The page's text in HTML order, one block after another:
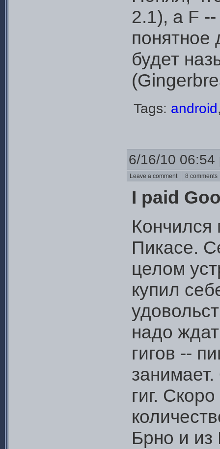
2.1), а F
будет
Tags: android
6/16/10 06:54
Leave a comment 8
I paid
Кончился
Пикасе.
целом
купил
надо
гигов --
гиг.
Брно и из